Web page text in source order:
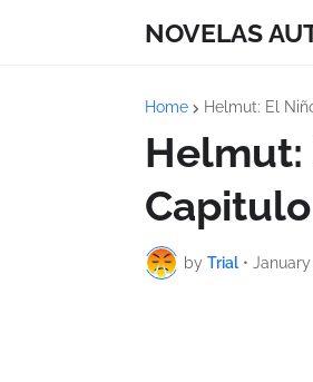
NOVELAS
Home Helmut: El
Helmut:
by Trial • January